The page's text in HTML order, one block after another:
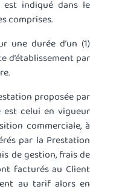
indiqué dans le
comprises.
une durée d’un (1)
d’établissement par
proposée par
est celui en vigueur
commerciale, à
par la Prestation
de gestion, frais de
facturés au Client
au tarif alors en